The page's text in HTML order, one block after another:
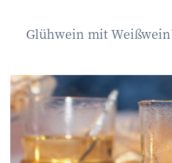
Glühwein mit